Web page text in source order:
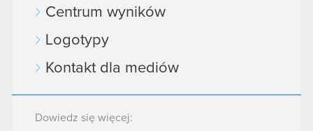
Centrum wyników
Logotypy
Kontakt dla mediów
Dowiedz się więcej: